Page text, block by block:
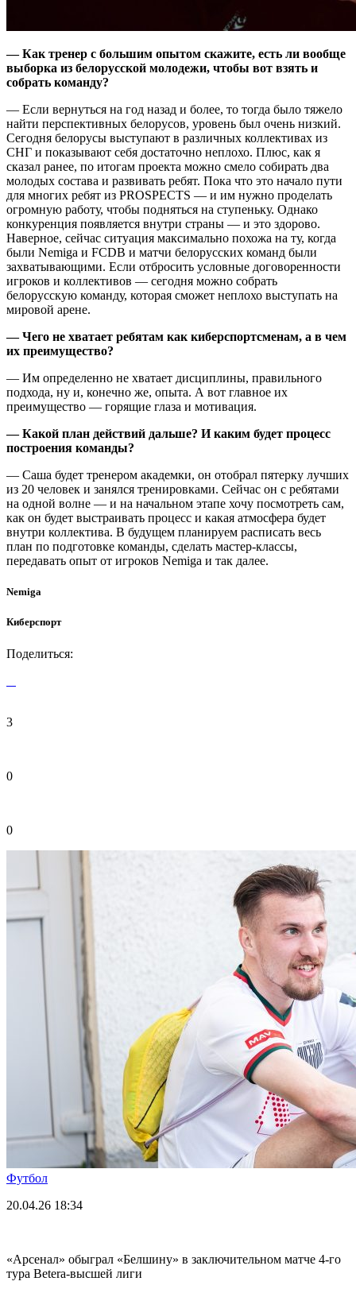
— Как тренер с большим опытом скажите, есть ли вообще
выборка из белорусской молодежи, чтобы вот взять и
собрать команду?
— Если вернуться на год назад и более, то тогда было тяжело
найти перспективных белорусов, уровень был очень низкий.
Сегодня белорусы выступают в различных коллективах из
СНГ и показывают себя достаточно неплохо. Плюс, как я
сказал ранее, по итогам проекта можно смело собирать два
молодых состава и развивать ребят. Пока что это начало пути
для многих ребят из PROSPECTS — и им нужно проделать
огромную работу, чтобы подняться на ступеньку. Однако
конкуренция появляется внутри страны — и это здорово.
Наверное, сейчас ситуация максимально похожа на ту, когда
были Nemiga и FCDB и матчи белорусских команд были
захватывающими. Если отбросить условные договоренности
игроков и коллективов — сегодня можно собрать
белорусскую команду, которая сможет неплохо выступать на
мировой арене.
— Чего не хватает ребятам как киберспортсменам, а в чем
их преимущество?
— Им определенно не хватает дисциплины, правильного
подхода, ну и, конечно же, опыта. А вот главное их
преимущество — горящие глаза и мотивация.
— Какой план действий дальше? И каким будет процесс
построения команды?
— Саша будет тренером академки, он отобрал пятерку лучших
из 20 человек и занялся тренировками. Сейчас он с ребятами
на одной волне — и на начальном этапе хочу посмотреть сам,
как он будет выстраивать процесс и какая атмосфера будет
внутри коллектива. В будущем планируем расписать весь
план по подготовке команды, сделать мастер-классы,
передавать опыт от игроков Nemiga и так далее.
Nemiga
Киберспорт
Поделиться:
3
0
0
Футбол
20.04.26 18:34
«Арсенал» обыграл «Белшину» в заключительном матче 4-го
тура Betera-высшей лиги